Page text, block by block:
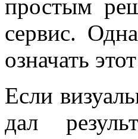
простым
сервис.
означать
Если
дал